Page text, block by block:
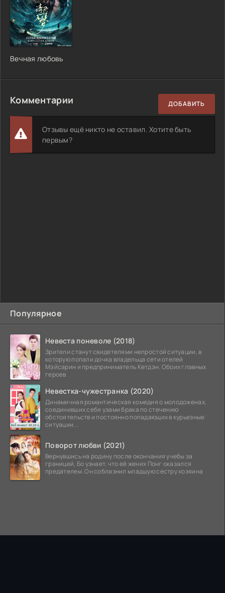
Популярное
Невеста поневоле (2018)
Зрители станут свидетелями непростой ситуации, в
которую попали дочка владельца сети отелей
Мэйсарин и предприниматель Кетдэн. Обоих главных
героев
Невестка-чужестранка (2020)
Динамичная романтическая комедия о молодоженах,
соединивших себя узами брака по стечению
обстоятельств и постоянно попадающих в курьезные
ситуации...
Поворот любви (2021)
Вернувшись на родину после окончания учебы за
границей, Бо узнает, что её жених Понг оказался
предателем. Он соблазнил младшую сестру хозяина
Вечная любовь
Комментарии ДОБАВИТЬ
Отзывы ещё никто не оставил. Хотите быть
первым?